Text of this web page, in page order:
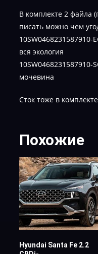
OFF
В комплекте 2 файла
писать можно чем
10SW0468231587910-
вся экология
10SW0468231587910-
мочевина
Сток тоже в комплекте
Похожие
Hyundai Santa Fe 2.2